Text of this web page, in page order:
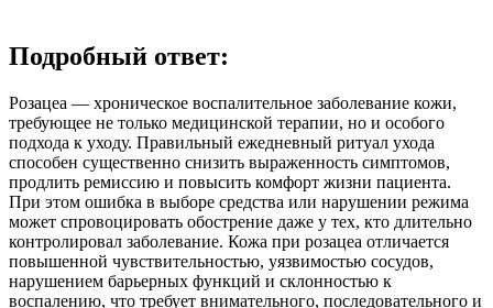
Подробный ответ:
Розацеа — хроническое воспалительное заболевание кожи,
требующее не только медицинской терапии, но и особого
подхода к уходу. Правильный ежедневный ритуал ухода
способен существенно снизить выраженность симптомов,
продлить ремиссию и повысить комфорт жизни пациента.
При этом ошибка в выборе средства или нарушении режима
может спровоцировать обострение даже у тех, кто длительно
контролировал заболевание. Кожа при розацеа отличается
повышенной чувствительностью, уязвимостью сосудов,
нарушением барьерных функций и склонностью к
воспалению, что требует внимательного, последовательного и